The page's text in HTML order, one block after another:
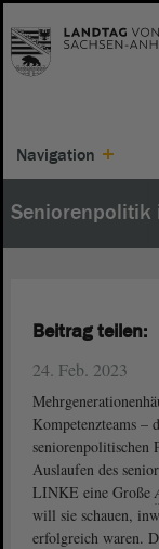
Navigation
Seniorenpolitik
24. Feb. 2023
Kompetenzteams –
seniorenpolitischen
Auslaufen des
LINKE eine Große
will sie schauen,
erfolgreich waren.
Beitrag teilen: